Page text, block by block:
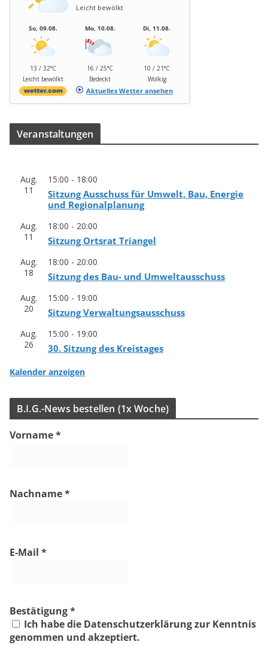
Leicht bewölkt
So, 09.08.
13 / 32°C
Leicht bewölkt
Mo, 10.08.
16 / 25°C
Bedeckt
Di, 11.08.
10 / 21°C
Wolkig
Aktuelles Wetter ansehen
Ver­an­stal­tun­gen
Aug.
11
15:00 - 18:00
Sit­zung Aus­schuss für Umwelt, Bau, Ener­gie
und Regionalplanung
Aug.
11
18:00 - 20:00
Sit­zung Orts­rat Triangel
Aug.
18
18:00 - 20:00
Sit­zung des Bau- und Umweltausschuss
Aug.
20
15:00 - 19:00
Sit­zung Verwaltungsausschuss
Aug.
26
15:00 - 19:00
30. Sit­zung des Kreistages
Kalender anzeigen
B.I.G.-News bestel­len (1x Woche)
Vorname*
Nachname*
E-Mail *
Bestätigung*
Ich habe die Datenschutzerklärung zur Kenntnis
genommen und akzeptiert.